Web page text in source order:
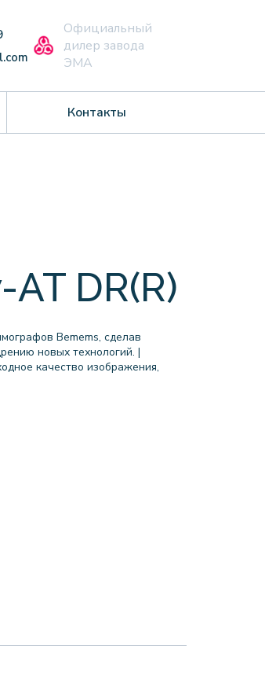
Официальный
дилер завода
ЭМА
Контакты
DR(R)
Bemems, сделав
новых технологий. |
качество изображения,